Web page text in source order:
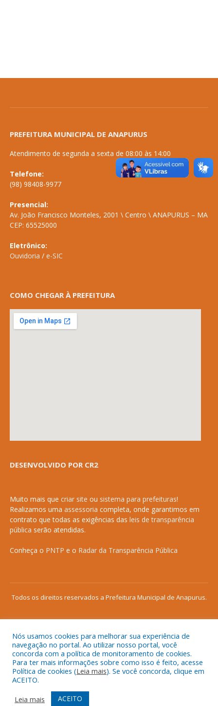
PREFEITURA MUNICIPAL DE ANAPURUS
Atendimento de segunda a sexta de 08:00 às 14:00
Telefone:
(98) 98408-9977
Presencial:
Av. João Francisco Monteles, 2001 \ Centro \ ANAPURUS – MA
CEP: 65525000
Eletrônico:
Ouvidoria / e-SIC
COMO CHEGAR À PREFEITURA
DESENVOLVIDO POR CR2
Muito mais que criar site ou sistema para prefeituras!
Realizamos uma assessoria completa, onde garantimos em
contrato que todas as exigências das leis de transparência
pública serão atendidas.
Conheça o PNTP e o Radar da Transparência Pública
Todos os direitos reservados a Prefeitura Municipal de Anapurus.
Mapa do Site
Acessar Área Administrativa
Acessar o Webmail
Nós usamos cookies para melhorar sua experiência de
navegação no portal. Ao utilizar nosso portal, você
concorda com a política de monitoramento de cookies.
Para ter mais informações sobre como isso é feito, acesse
Política de cookies (Leia mais). Se você concorda, clique em
ACEITO.
Leia mais
ACEITO